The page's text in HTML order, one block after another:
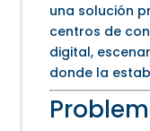
una solución
centros de
digital,
donde la